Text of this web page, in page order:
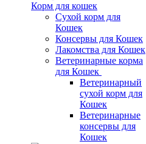
Корм для кошек
Сухой корм для
Кошек
Консервы для Кошек
Лакомства для Кошек
Ветеринарные корма
для Кошек
Ветеринарный
сухой корм для
Кошек
Ветеринарные
консервы для
Кошек